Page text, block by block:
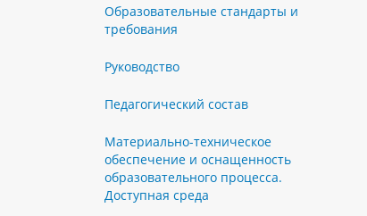
Образовательные стандарты и
требования
Руководство
Педагогический состав
Материально-техническое
обеспечение и оснащенность
образовательного процесса.
Доступная среда